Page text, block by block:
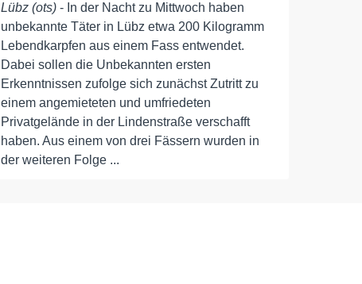
Lübz (ots) - In der Nacht zu Mittwoch haben
unbekannte Täter in Lübz etwa 200 Kilogramm
Lebendkarpfen aus einem Fass entwendet.
Dabei sollen die Unbekannten ersten
Erkenntnissen zufolge sich zunächst Zutritt zu
einem angemieteten und umfriedeten
Privatgelände in der Lindenstraße verschafft
haben. Aus einem von drei Fässern wurden in
der weiteren Folge ...